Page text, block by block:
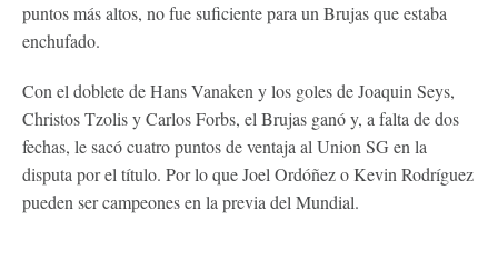
puntos más altos, no fue suficiente para un Brujas que estaba
enchufado.
Con el doblete de Hans Vanaken y los goles de Joaquin Seys,
Christos Tzolis y Carlos Forbs, el Brujas ganó y, a falta de dos
fechas, le sacó cuatro puntos de ventaja al Union SG en la
disputa por el título. Por lo que Joel Ordóñez o Kevin Rodríguez
pueden ser campeones en la previa del Mundial.